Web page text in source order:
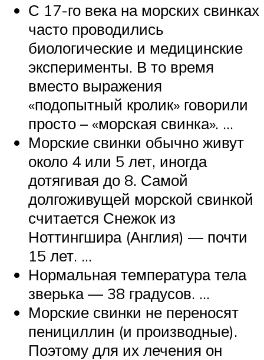
С 17-го века на морских свинках
часто проводились
биологические и медицинские
эксперименты. В то время
вместо выражения
«подопытный кролик» говорили
просто – «морская свинка». …
Морские свинки обычно живут
около 4 или 5 лет, иногда
дотягивая до 8. Самой
долгоживущей морской свинкой
считается Снежок из
Ноттингшира (Англия) — почти
15 лет. …
Нормальная температура тела
зверька — 38 градусов. …
Морские свинки не переносят
пенициллин (и производные).
Поэтому для их лечения он